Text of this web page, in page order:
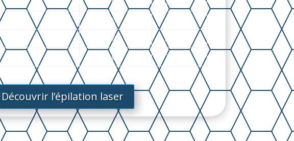
18.00 €
16.00 €
28.00 €
25.00 €
28.00 € 25.00 €
Découvrir l’épilation laser